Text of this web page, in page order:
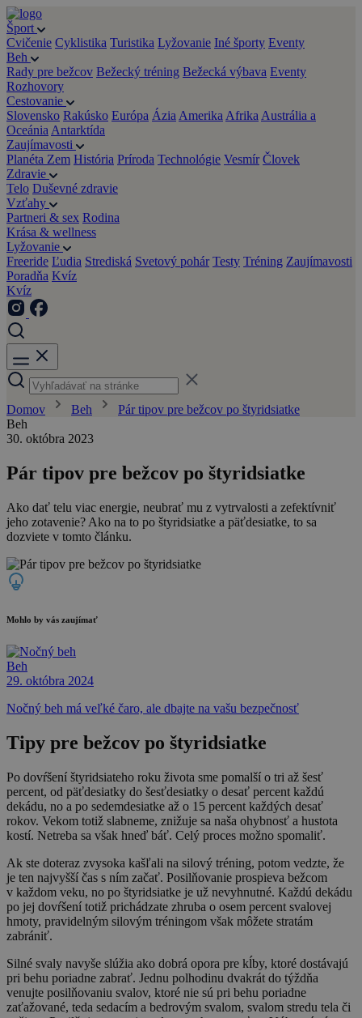
Šport
Cvičenie Cyklistika Turistika Lyžovanie Iné športy Eventy
Beh
Rady pre bežcov Bežecký tréning Bežecká výbava Eventy
Rozhovory
Cestovanie
Slovensko Rakúsko Európa Ázia Amerika Afrika Austrália a
Oceánia Antarktída
Zaujímavosti
Planéta Zem História Príroda Technológie Vesmír Človek
Zdravie
Telo Duševné zdravie
Vzťahy
Partneri & sex Rodina
Krása & wellness
Lyžovanie
Freeride Ľudia Strediská Svetový pohár Testy Tréning Zaujímavosti
Poradňa Kvíz
Kvíz
Domov Beh
Pár tipov pre bežcov po štyridsiatke
Beh
30. októbra 2023
Pár tipov pre bežcov po štyridsiatke
Ako dať telu viac energie, neubrať mu z vytrvalosti a zefektívniť
jeho zotavenie? Ako na to po štyridsiatke a päťdesiatke, to sa
dozviete v tomto článku.
Mohlo by vás zaujímať
Beh
29. októbra 2024
Nočný beh má veľké čaro, ale dbajte na vašu bezpečnosť
Tipy pre bežcov po štyridsiatke
Po dovŕšení štyridsiateho roku života sme pomalší o tri až šesť
percent, od päťdesiatky do šesťdesiatky o desať percent každú
dekádu, no a po sedemdesiatke až o 15 percent každých desať
rokov. Vekom totiž slabneme, znižuje sa naša ohybnosť a hustota
kostí. Netreba sa však hneď báť. Celý proces možno spomaliť.
Ak ste doteraz zvysoka kašľali na silový tréning, potom vedzte, že
je ten najvyšší čas s ním začať. Posilňovanie prospieva bežcom
v každom veku, no po štyridsiatke je už nevyhnutné. Každú dekádu
po jej dovŕšení totiž prichádzate zhruba o osem percent svalovej
hmoty, pravidelným silovým tréningom však môžete stratám
zabrániť.
Silné svaly navyše slúžia ako dobrá opora pre kĺby, ktoré dostávajú
pri behu poriadne zabrať. Jednu polhodinu dvakrát do týždňa
venujte posilňovaniu svalov, ktoré nie sú pri behu poriadne
zaťažované, teda sedacím a bedrovým svalom, svalom stredu tela či